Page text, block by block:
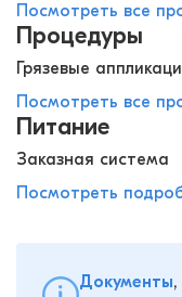
Посмотреть все
Процедуры
Грязевые
Посмотреть все
Питание
Заказная система
Посмотреть
Документы